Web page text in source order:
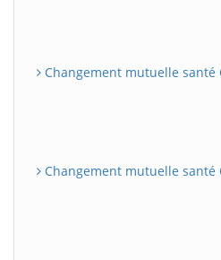
Changement mutuelle santé
Changement mutuelle santé